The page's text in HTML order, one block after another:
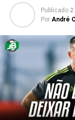
Publicado 2
Por André